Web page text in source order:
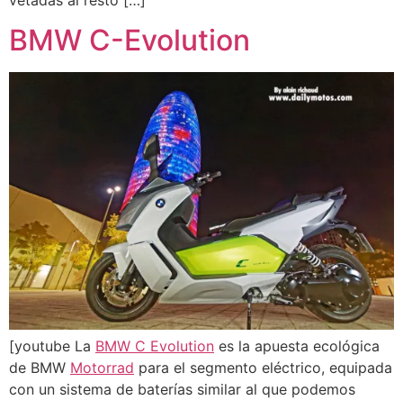
BMW C-Evolution
[youtube La BMW C Evolution es la apuesta ecológica
de BMW Motorrad para el segmento eléctrico, equipada
con un sistema de baterías similar al que podemos